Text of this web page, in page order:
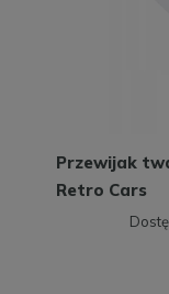
Przewijak
Retro Cars